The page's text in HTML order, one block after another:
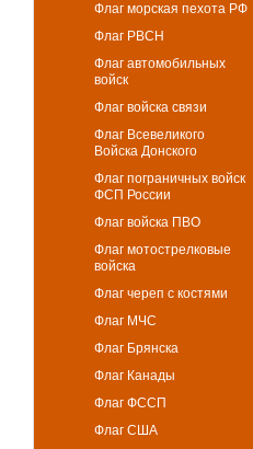
Флаг морская пехота РФ
Флаг РВСН
Флаг автомобильных
войск
Флаг войска связи
Флаг Всевеликого
Войска Донского
Флаг пограничных войск
ФСП России
Флаг войска ПВО
Флаг мотострелковые
войска
Флаг череп с костями
Флаг МЧС
Флаг Брянска
Флаг Канады
Флаг ФССП
Флаг США